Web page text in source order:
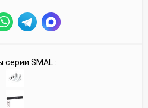
серии SMAL: